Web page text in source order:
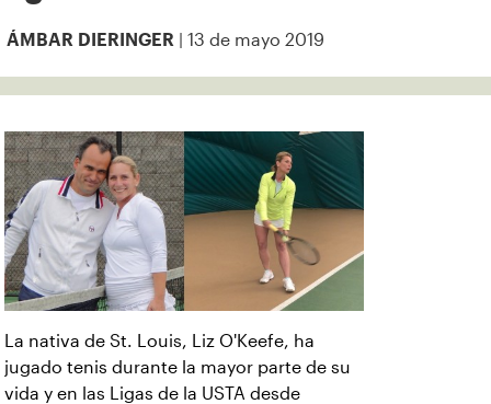
ÁMBAR DIERINGER | 13 de mayo 2019
La nativa de St. Louis, Liz O'Keefe, ha
jugado tenis durante la mayor parte de su
vida y en las Ligas de la USTA desde